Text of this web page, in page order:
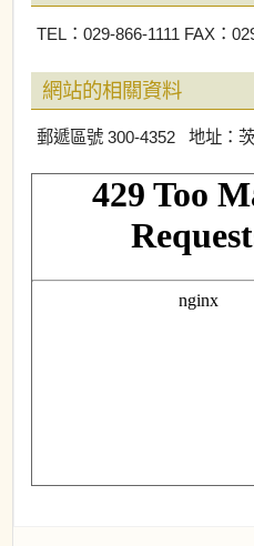
TEL：029-866-1111 FAX：
網站的相關資料
郵遞區號 300-4352 地址：